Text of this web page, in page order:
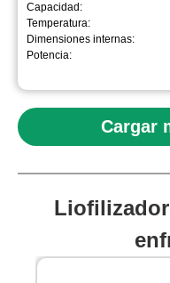
Capacidad:
Temperatura:
Dimensiones internas:
Potencia:
Cargar